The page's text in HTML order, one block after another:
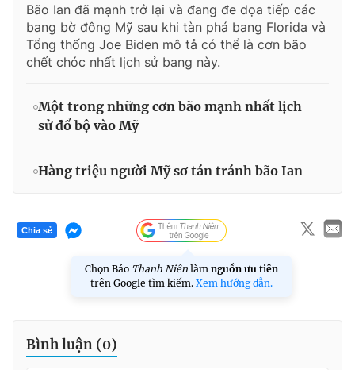
Bão Ian đã mạnh trở lại và đang đe dọa tiếp các
bang bờ đông Mỹ sau khi tàn phá bang Florida và
Tổng thống Joe Biden mô tả có thể là cơn bão
chết chóc nhất lịch sử bang này.
Một trong những cơn bão mạnh nhất lịch
sử đổ bộ vào Mỹ
Hàng triệu người Mỹ sơ tán tránh bão Ian
Chia sẻ
Chọn Báo Thanh Niên làm nguồn ưu tiên
trên Google tìm kiếm. Xem hướng dẫn.
Bình luận (0)